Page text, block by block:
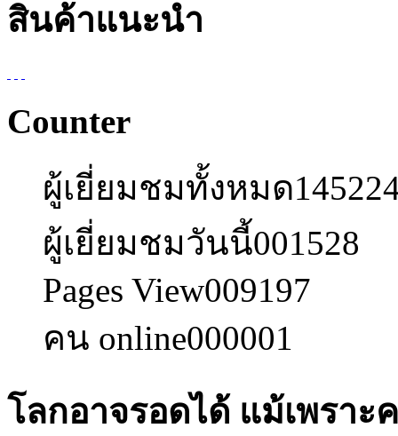
สินค้าแนะนำ
Counter
ผู้เยี่ยมชมทั้งหมด
ผู้เยี่ยมชมวันนี้001528
Pages View009197
คน online000001
โลกอาจรอดได้ แม้เพรา